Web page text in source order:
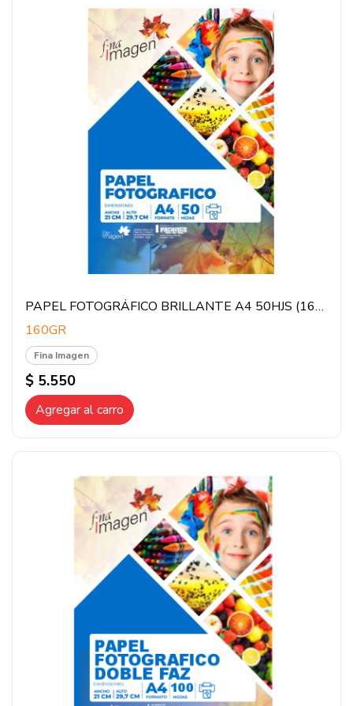
PAPEL FOTOGRÁFICO BRILLANTE A4 50HJS (160GR)
160GR
Fina Imagen
$ 5.550
Agregar al carro